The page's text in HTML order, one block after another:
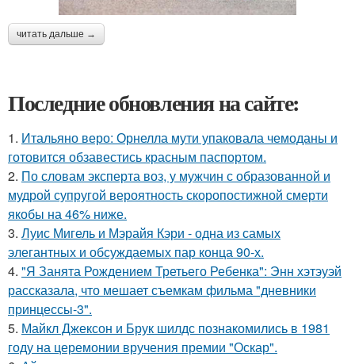
читать дальше →
Последние обновления на сайте:
1. Итальяно веро: Орнелла мути упаковала чемоданы и
готовится обзавестись красным паспортом.
2. По словам эксперта воз, у мужчин с образованной и
мудрой супругой вероятность скоропостижной смерти
якобы на 46% ниже.
3. Луис Мигель и Мэрайя Кэри - одна из самых
элегантных и обсуждаемых пар конца 90-х.
4. "Я Занята Рождением Третьего Ребенка": Энн хэтэуэй
рассказала, что мешает съемкам фильма "дневники
принцессы-3".
5. Майкл Джексон и Брук шилдс познакомились в 1981
году на церемонии вручения премии "Оскар".